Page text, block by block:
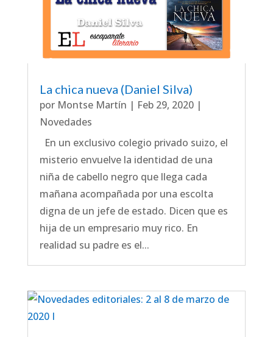
La chica nueva (Daniel Silva)
por Montse Martín | Feb 29, 2020|
Novedades
En un exclusivo colegio privado suizo, el
misterio envuelve la identidad de una
niña de cabello negro que llega cada
mañana acompañada por una escolta
digna de un jefe de estado. Dicen que es
hija de un empresario muy rico. En
realidad su padre es el...